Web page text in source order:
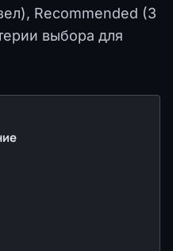
Recommended (3
выбора для